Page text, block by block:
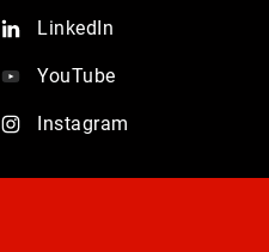
LinkedIn
YouTube
Instagram